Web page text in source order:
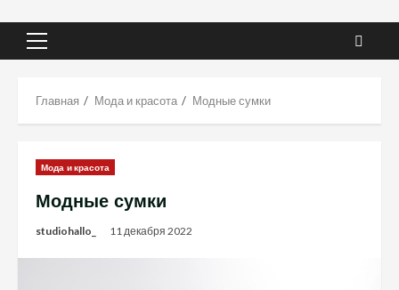
Основное
Главная Мода и красота Модные сумки
Мода и красота
Модные сумки
studiohallo_ 11 декабря 2022